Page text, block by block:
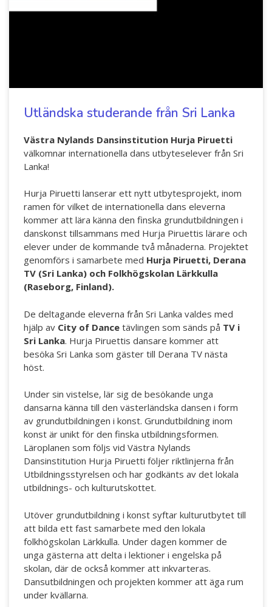
Utländska studerande från Sri Lanka
Västra Nylands Dansinstitution Hurja Piruetti
välkomnar internationella dans utbyteselever från Sri
Lanka!
Hurja Piruetti lanserar ett nytt utbytesprojekt, inom
ramen för vilket de internationella dans eleverna
kommer att lära känna den finska grundutbildningen i
danskonst tillsammans med Hurja Piruettis lärare och
elever under de kommande två månaderna. Projektet
genomförs i samarbete med Hurja Piruetti, Derana
TV (Sri Lanka) och Folkhögskolan Lärkkulla
(Raseborg, Finland).
De deltagande eleverna från Sri Lanka valdes med
hjälp av City of Dance tävlingen som sänds på TV i
Sri Lanka. Hurja Piruettis dansare kommer att
besöka Sri Lanka som gäster till Derana TV nästa
höst.
Under sin vistelse, lär sig de besökande unga
dansarna känna till den västerländska dansen i form
av grundutbildningen i konst. Grundutbildning inom
konst är unikt för den finska utbildningsformen.
Läroplanen som följs vid Västra Nylands
Dansinstitution Hurja Piruetti följer riktlinjerna från
Utbildningsstyrelsen och har godkänts av det lokala
utbildnings- och kulturutskottet.
Utöver grundutbildning i konst syftar kulturutbytet till
att bilda ett fast samarbete med den lokala
folkhögskolan Lärkkulla. Under dagen kommer de
unga gästerna att delta i lektioner i engelska på
skolan, där de också kommer att inkvarteras.
Dansutbildningen och projekten kommer att äga rum
under kvällarna.